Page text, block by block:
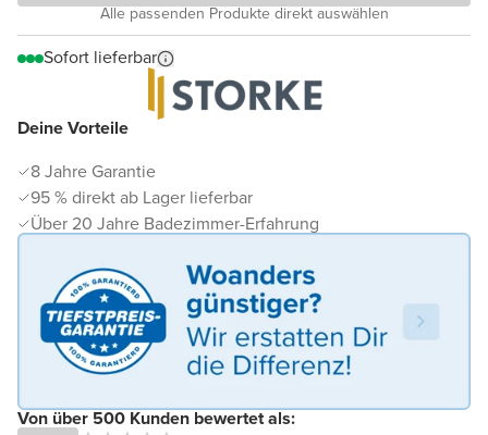
Deine Vorteile
8 Jahre Garantie
95 % direkt ab Lager lieferbar
Über 20 Jahre Badezimmer-Erfahrung
Von über 500 Kunden bewertet als:
Alle passenden Produkte direkt auswählen
Sofort lieferbar